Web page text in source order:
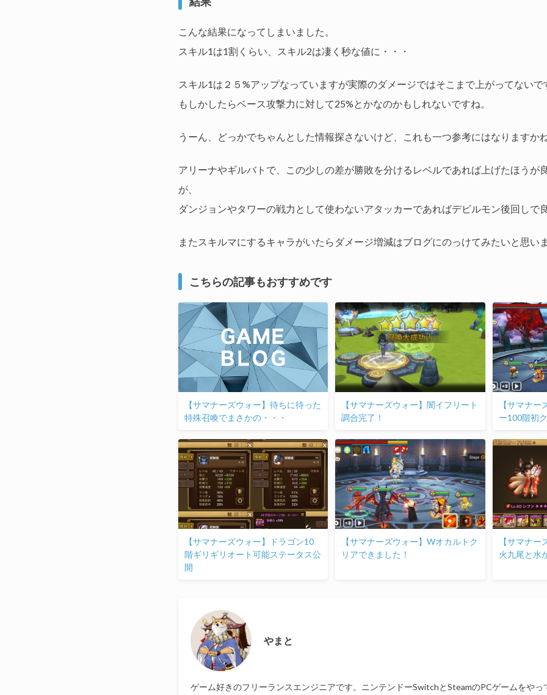
こんな結果になってしまいました。
スキル1は1割くらい、スキル2は凄く秒な値に・・・
スキル1は２５%アップなっていますが実際のダメージではそこまで上がってないで
もしかしたらベース攻撃力に対して25%とかなのかもしれないですね。
うーん、どっかでちゃんとした情報探さないけど、これも一つ参考にはなりますかね
アリーナやギルバトで、この少しの差が勝敗を分けるレベルであれば上げたほうが
が、
ダンジョンやタワーの戦力として使わないアタッカーであればデビルモン後回しで
またスキルマにするキャラがいたらダメージ増減はブログにのっけてみたいと思い
こちらの記事もおすすめです
【サマナーズウォー】待ちに待った
特殊召喚でまさかの・・・
【サマナーズウォー】闇イフリート
調合完了！
【サマナ
ー100階初
【サマナーズウォー】ドラゴン10
階ギリギリオート可能ステータス公
開
【サマナーズウォー】Wオカルトク
リアできました！
【サマナー
火九尾と水
やまと
ゲーム好きのフリーランスエンジニアです。ニンテンドーSwitchとSteamのPCゲームをやっ